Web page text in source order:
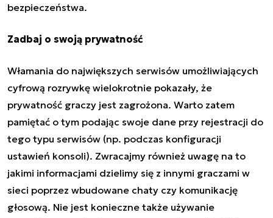
bezpieczeństwa.
Zadbaj o swoją prywatność
Włamania do największych serwisów umożliwiających
cyfrową rozrywkę wielokrotnie pokazały, że
prywatność graczy jest zagrożona. Warto zatem
pamiętać o tym podając swoje dane przy rejestracji do
tego typu serwisów (np. podczas konfiguracji
ustawień konsoli). Zwracajmy również uwagę na to
jakimi informacjami dzielimy się z innymi graczami w
sieci poprzez wbudowane chaty czy komunikację
głosową. Nie jest konieczne także używanie